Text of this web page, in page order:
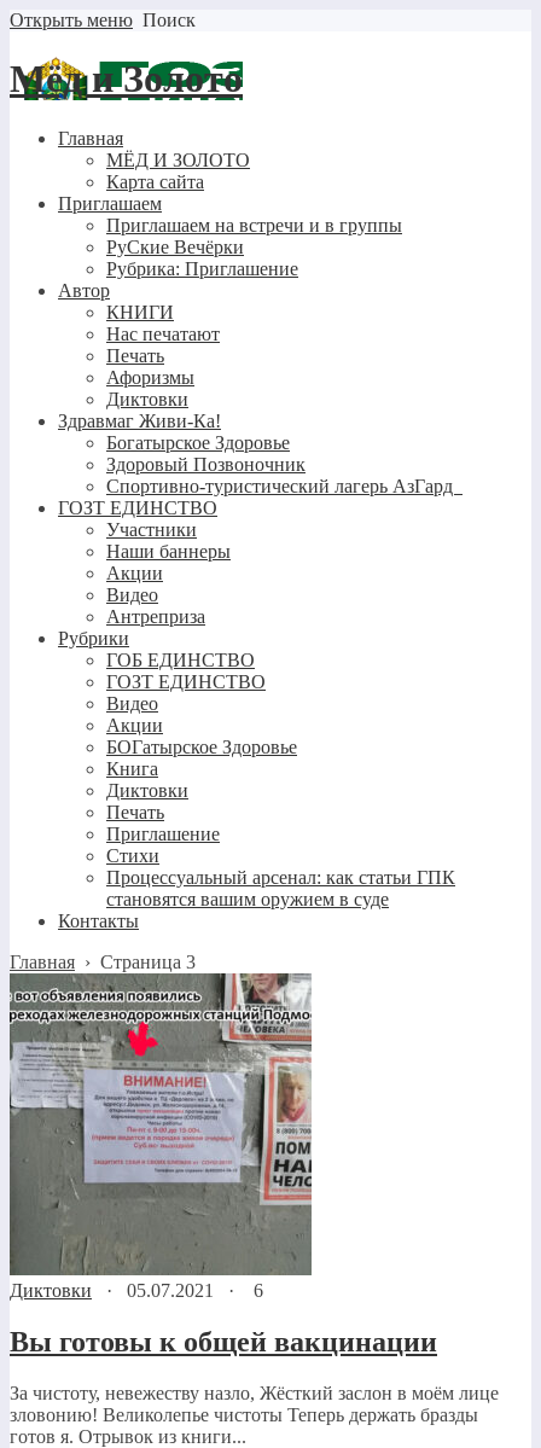
Открыть меню Поиск
Мёд и Золото
Главная
МЁД И ЗОЛОТО
Карта сайта
Приглашаем
Приглашаем на встречи и в группы
РуСкие Вечёрки
Рубрика: Приглашение
Автор
КНИГИ
Нас печатают
Печать
Афоризмы
Диктовки
Здравмаг Живи-Ка!
Богатырское Здоровье
Здоровый Позвоночник
Спортивно-туристический лагерь АзГард
ГОЗТ ЕДИНСТВО
Участники
Наши баннеры
Акции
Видео
Антреприза
Рубрики
ГОБ ЕДИНСТВО
ГОЗТ ЕДИНСТВО
Видео
Акции
БОГатырское Здоровье
Книга
Диктовки
Печать
Приглашение
Стихи
Процессуальный арсенал: как статьи ГПК
становятся вашим оружием в суде
Контакты
Главная › Страница 3
Диктовки · 05.07.2021 · 6
Вы готовы к общей вакцинации
За чистоту, невежеству назло, Жёсткий заслон в моём лице
зловонию! Великолепье чистоты Теперь держать бразды
готов я. Отрывок из книги...